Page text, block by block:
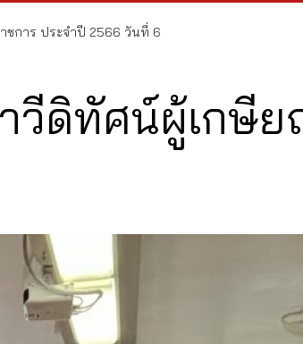
ชการ ประจำปี 2566 วันที่ 6
วีดิทัศน์ผู้เกษี